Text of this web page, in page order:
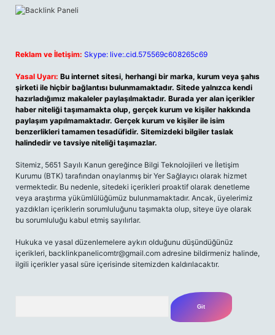
Reklam ve İletişim: Skype: live:.cid.575569c608265c69
Yasal Uyarı: Bu internet sitesi, herhangi bir marka, kurum veya şahıs
şirketi ile hiçbir bağlantısı bulunmamaktadır. Sitede yalnızca kendi
hazırladığımız makaleler paylaşılmaktadır. Burada yer alan içerikler
haber niteliği taşımamakta olup, gerçek kurum ve kişiler hakkında
paylaşım yapılmamaktadır. Gerçek kurum ve kişiler ile isim
benzerlikleri tamamen tesadüfidir. Sitemizdeki bilgiler taslak
halindedir ve tavsiye niteliği taşımazlar.
Sitemiz, 5651 Sayılı Kanun gereğince Bilgi Teknolojileri ve İletişim
Kurumu (BTK) tarafından onaylanmış bir Yer Sağlayıcı olarak hizmet
vermektedir. Bu nedenle, sitedeki içerikleri proaktif olarak denetleme
veya araştırma yükümlülüğümüz bulunmamaktadır. Ancak, üyelerimiz
yazdıkları içeriklerin sorumluluğunu taşımakta olup, siteye üye olarak
bu sorumluluğu kabul etmiş sayılırlar.
Hukuka ve yasal düzenlemelere aykırı olduğunu düşündüğünüz
içerikleri, backlinkpanelicomtr@gmail.com adresine bildirmeniz halinde,
ilgili içerikler yasal süre içerisinde sitemizden kaldırılacaktır.